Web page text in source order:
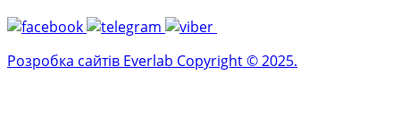
Розробка сайтів Everlab Copyright © 2025.